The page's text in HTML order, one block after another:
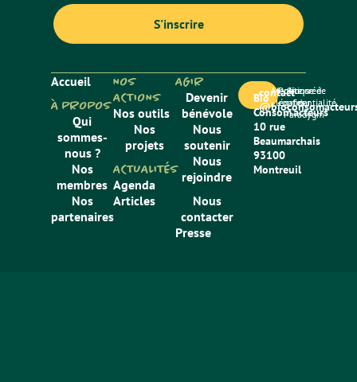
Accueil
À PROPOS
Qui
sommes-
nous ?
Nos
membres
Nos
partenaires
NOS
ACTIONS
Nos outils
Nos
projets
ACTUALITÉS
Agenda
Articles
AGIR
Devenir
bénévole
Nous
soutenir
Nous
rejoindre
Nous
contacter
Presse
Bio
Consom’acteurs
10 rue
Beaumarchais
93100
Montreuil
contact
Mentions
légales
Politique de
confidentialité
Site créé
par
Paradygm